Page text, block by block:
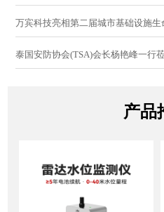
万宾科技亮相第二届城市基础设施生
泰国安防协会(TSA)会长杨艳峰一行
产品